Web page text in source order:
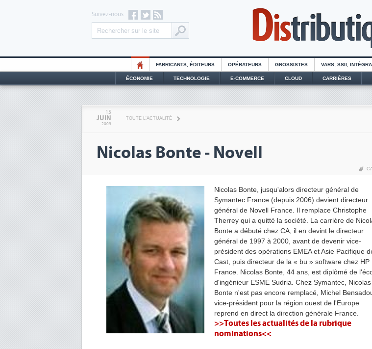
Suivez-nous
FABRICANTS, ÉDITEURS OPÉRATEURS GROSSISTES VARS, SSII,
ÉCONOMIE TECHNOLOGIE E-COMMERCE CLOUD CARRIÈRES
15
JUIN
2009
TOUTE L'ACTUALITÉ
Nicolas Bonte - Novell
Nicolas Bonte, jusqu'alors directeur général de
Symantec France (depuis 2006) devient directeur
général de Novell France. Il remplace Christophe
Therrey qui a quitté la société. La carrière de
Bonte a débuté chez CA, il en devint le directeur
général de 1997 à 2000, avant de devenir vice-
président des opérations EMEA et Asie Pacifique
Cast, puis directeur de la « bu » software chez HP
France. Nicolas Bonte, 44 ans, est diplômé de
d'ingénieur ESME Sudria. Chez Symantec, Nicolas
Bonte n'est pas encore remplacé, Michel
vice-président pour la région ouest de l'Europe
reprend en direct la direction générale France.
>>Toutes les actualités de la rubrique
nominations<<